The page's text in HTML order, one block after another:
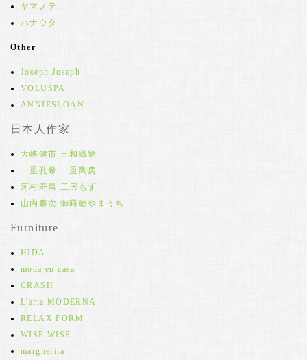
ヤマノテ
ハナウタ
Other
Joseph Joseph
VOLUSPA
ANNIESLOAN
日本人作家
大峡健市 三和織物
一重孔希 一重陶房
河村寿昌 工房もず
山内泰次 御蒔絵やまうち
Furniture
HIDA
moda en casa
CRASH
L'aria MODERNA
RELAX FORM
WISE WISE
margherita